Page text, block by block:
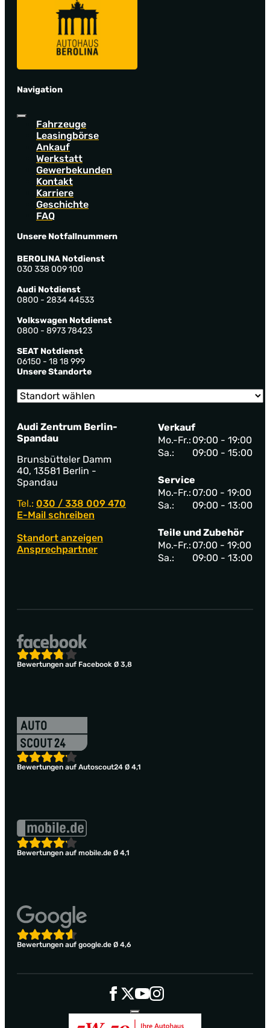
Navigation
Fahrzeuge
Leasingbörse
Ankauf
Werkstatt
Gewerbekunden
Kontakt
Karriere
Geschichte
FAQ
Unsere Notfallnummern
BEROLINA Notdienst
030 338 009 100
Audi Notdienst
0800 - 2834 44533
Volkswagen Notdienst
0800 - 8973 78423
SEAT Notdienst
06150 - 18 18 999
Unsere Standorte
Audi Zentrum Berlin-
Spandau
Brunsbütteler Damm
40, 13581 Berlin -
Spandau
Tel.: 030 / 338 009 470
E-Mail schreiben
Standort anzeigen
Ansprechpartner
Verkauf
Mo.-Fr.: 09:00 - 19:00
Sa.:
09:00 - 15:00
Service
Mo.-Fr.: 07:00 - 19:00
Sa.:
09:00 - 13:00
Teile und Zubehör
Mo.-Fr.: 07:00 - 19:00
Sa.:
09:00 - 13:00
Bewertungen auf Facebook Ø 3,8
Bewertungen auf Autoscout24 Ø 4,1
Bewertungen auf mobile.de Ø 4,1
Bewertungen auf google.de Ø 4,6